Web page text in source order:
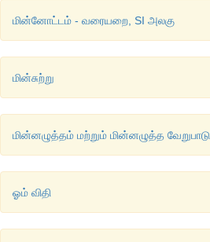
மின்னோட்டம் - வரையறை, SI அலகு
மின்சுற்று
மின்னழுத்தம் மற்றும் மின்னழுத்த வேறுபாடு
ஓம் விதி